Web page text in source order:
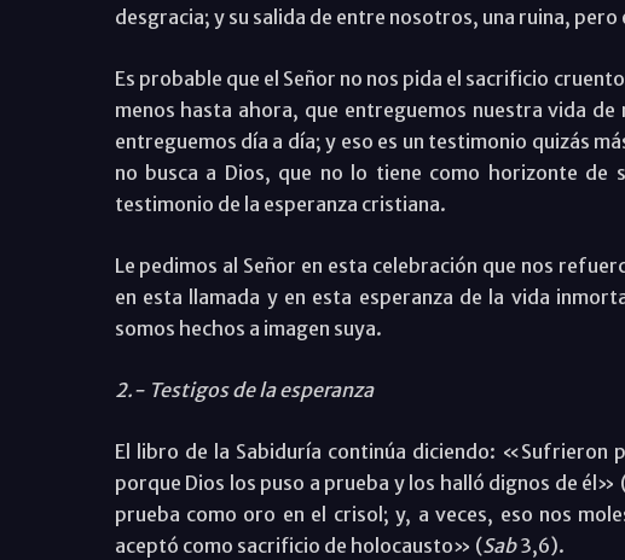
desgracia; y su salida de entre nosotros, una ruina,
Es probable que el Señor no nos pida el sacrificio
menos hasta ahora, que entreguemos nuestra vida
entreguemos día a día; y eso es un testimonio quizás
no busca a Dios, que no lo tiene como horizonte
testimonio de la esperanza cristiana.
Le pedimos al Señor en esta celebración que nos
en esta llamada y en esta esperanza de la vida
somos hechos a imagen suya.
2.- Testigos de la esperanza
El libro de la Sabiduría continúa diciendo: «Sufrieron
porque Dios los puso a prueba y los halló dignos de él»
prueba como oro en el crisol; y, a veces, eso nos
aceptó como sacrificio de holocausto» (Sab3,6).